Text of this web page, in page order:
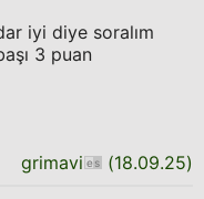
iyi diye soralım
3 puan
grimavi (18.09.25)